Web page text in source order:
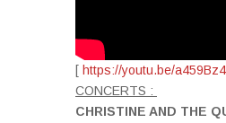
[ https://youtu.be/
CONCERTS :
CHRISTINE AND THE